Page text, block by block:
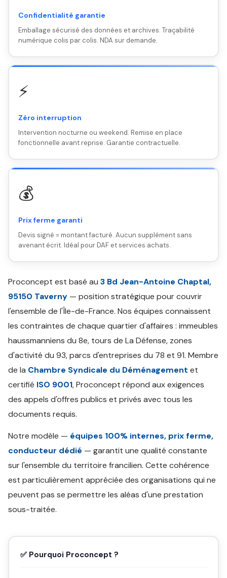
Confidentialité garantie
Emballage sécurisé des données et archives. Traçabilité
numérique colis par colis. NDA sur demande.
⚡
Zéro interruption
Intervention nocturne ou weekend. Remise en place
fonctionnelle avant reprise. Garantie contractuelle.
💰
Prix ferme garanti
Devis signé = montant facturé. Aucun supplément sans
avenant écrit. Idéal pour DAF et services achats.
Proconcept est basé au 3 Bd Jean-Antoine Chaptal,
95150 Taverny — position stratégique pour couvrir
l'ensemble de l'Île-de-France. Nos équipes connaissent
les contraintes de chaque quartier d'affaires : immeubles
haussmanniens du 8e, tours de La Défense, zones
d'activité du 93, parcs d'entreprises du 78 et 91. Membre
de la Chambre Syndicale du Déménagement et
certifié ISO 9001, Proconcept répond aux exigences
des appels d'offres publics et privés avec tous les
documents requis.
Notre modèle — équipes 100% internes, prix ferme,
conducteur dédié — garantit une qualité constante
sur l'ensemble du territoire francilien. Cette cohérence
est particulièrement appréciée des organisations qui ne
peuvent pas se permettre les aléas d'une prestation
sous-traitée.
✅ Pourquoi Proconcept ?